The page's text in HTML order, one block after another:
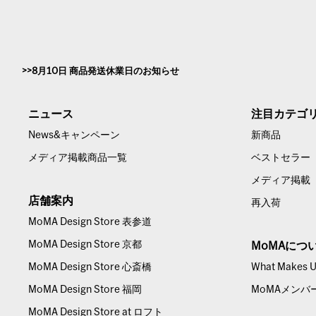
8月10日 商品発送休業日のお知らせ
ニュース
News&キャンペーン
メディア掲載商品一覧
店舗案内
MoMA Design Store 表参道
MoMA Design Store 京都
MoMA Design Store 心斎橋
MoMA Design Store 福岡
MoMA Design Store at ロフト
注目カテゴ
新商品
ベストセラー
メディア掲載
再入荷
MoMAにつ
What Makes
MoMAメンバ